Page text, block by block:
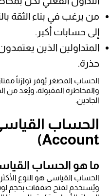
من يرغب في بناء الثقة
إلى حسابات أكبر.
المتداولين الذين
حذرة.
الحساب المصغر يُوفر توازناً
والمخاطرة المقبولة، ويُعد من
الجادين.
Account)
ما هو الحساب
الحساب القياسي هو النوع